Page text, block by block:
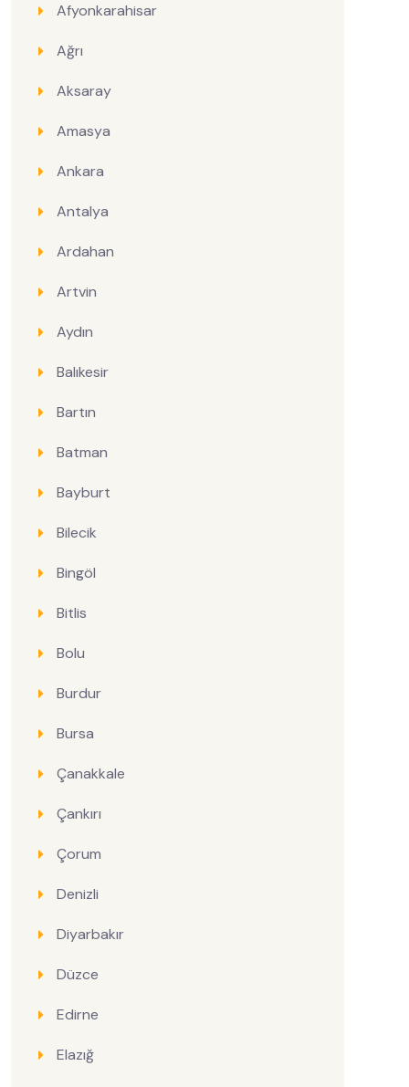
Afyonkarahisar
Ağrı
Aksaray
Amasya
Ankara
Antalya
Ardahan
Artvin
Aydın
Balıkesir
Bartın
Batman
Bayburt
Bilecik
Bingöl
Bitlis
Bolu
Burdur
Bursa
Çanakkale
Çankırı
Çorum
Denizli
Diyarbakır
Düzce
Edirne
Elazığ